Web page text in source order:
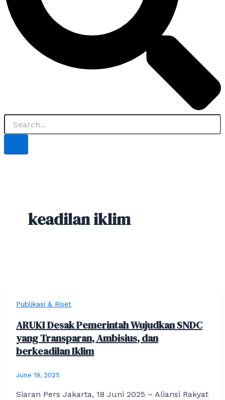
keadilan iklim
Publikasi & Riset
ARUKI Desak Pemerintah Wujudkan SNDC
yang Transparan, Ambisius, dan
berkeadilan Iklim
June 19, 2025
Siaran Pers Jakarta, 18 Juni 2025 – Aliansi Rakyat